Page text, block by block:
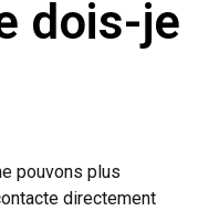
dois-je
pouvons plus
directement